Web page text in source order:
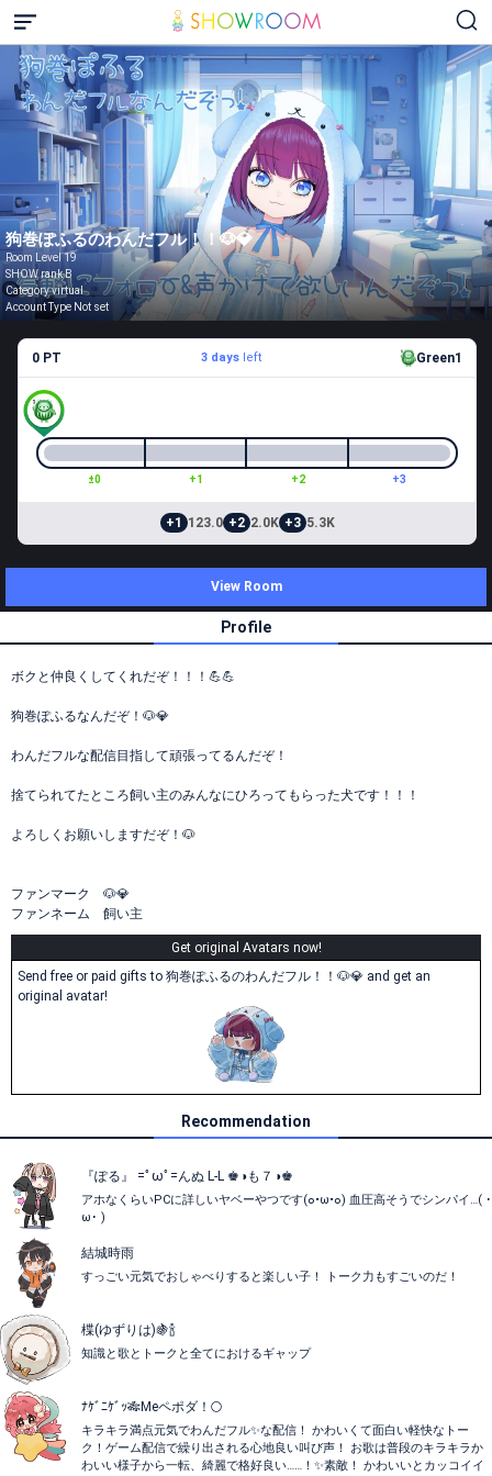
狗巻ぽふるのわんだフル！！🐶💎
Room Level 19
SHOW rank B
Category virtual
Account Type Not set
0 PT 3 daysleft Green1
±0 +1 +2 +3
+1 123.0 +2 2.0K +3 5.3K
View Room
Profile
ボクと仲良くしてくれだぞ！！！💪💪
狗巻ぽふるなんだぞ！🐶💎
わんだフルな配信目指して頑張ってるんだぞ！
捨てられてたところ飼い主のみんなにひろってもらった犬です！！！
よろしくお願いしますだぞ！🐶
ファンマーク 🐶💎
ファンネーム 飼い主
Get original Avatars now!
Send free or paid gifts to 狗巻ぽふるのわんだフル！！🐶💎 and get an
original avatar!
Recommendation
『ぽる』 =ﾟωﾟ=んぬ L-L ♚◑も７◑♚
アホなくらいPCに詳しいヤベーやつです(๐•ω•๐) 血圧高そうでシンパイ…( ･
ω･ )
結城時雨
すっごい元気でおしゃべりすると楽しい子！ トーク力もすごいのだ！
楪(ゆずりは)🍇🍾
知識と歌とトークと全てにおけるギャップ
ﾅｹﾞﾆｹﾞｯ🎋Meペポダ！🌕️
キラキラ満点元気でわんだフル✨な配信！ かわいくて面白い軽快なトー
ク！ゲーム配信で繰り出される心地良い叫び声！ お歌は普段のキラキラか
わいい様子から一転、綺麗で格好良い……！✨素敵！ かわいいとカッコイイ